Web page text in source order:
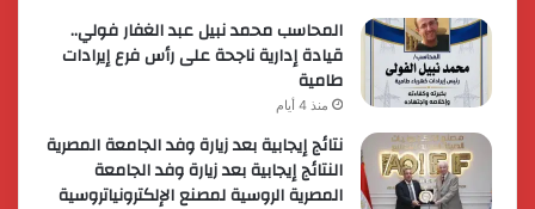
المحاسب محمد نبيل عبد الغفار فولي..
قيادة إدارية ناجحة على رأس فرع إيرادات
طامية
منذ 4 أيام
نتائج إيجابية بعد زيارة وفد الجامعة المصرية
النتائج إيجابية بعد زيارة وفد الجامعة
المصرية الروسية لمصنع الإلكترونياتروسية